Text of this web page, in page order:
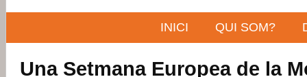
INICI QUI SOM?
Una Setmana Europea de la